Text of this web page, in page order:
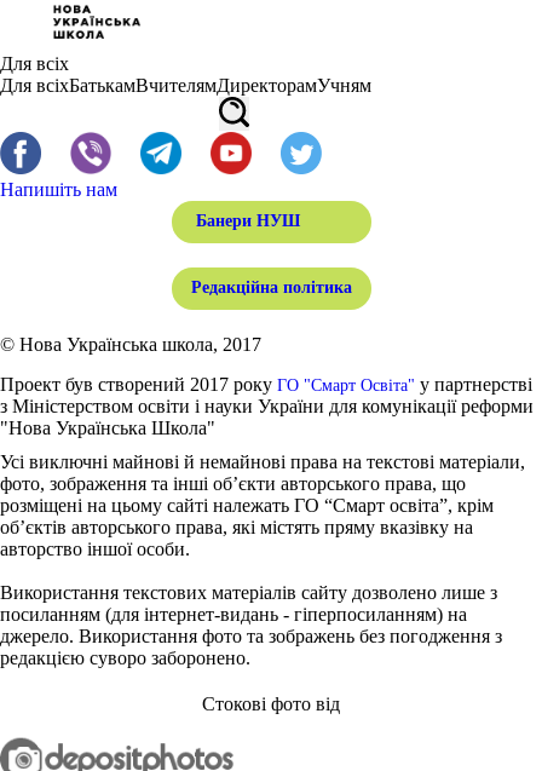
Для всіх
Для всіхБатькамВчителямДиректорамУчням
Напишіть нам
Банери НУШ
Редакційна політика
© Нова Українська школа, 2017
Проект був створений 2017 року ГО "Смарт Освіта" у партнерстві
з Міністерством освіти і науки України для комунікації реформи
"Нова Українська Школа"
Усі виключні майнові й немайнові права на текстові матеріали,
фото, зображення та інші об’єкти авторського права, що
розміщені на цьому сайті належать ГО “Смарт освіта”, крім
об’єктів авторського права, які містять пряму вказівку на
авторство іншої особи.
Використання текстових матеріалів сайту дозволено лише з
посиланням (для інтернет-видань - гіперпосиланням) на
джерело. Використання фото та зображень без погодження з
редакцією суворо заборонено.
Стокові фото від